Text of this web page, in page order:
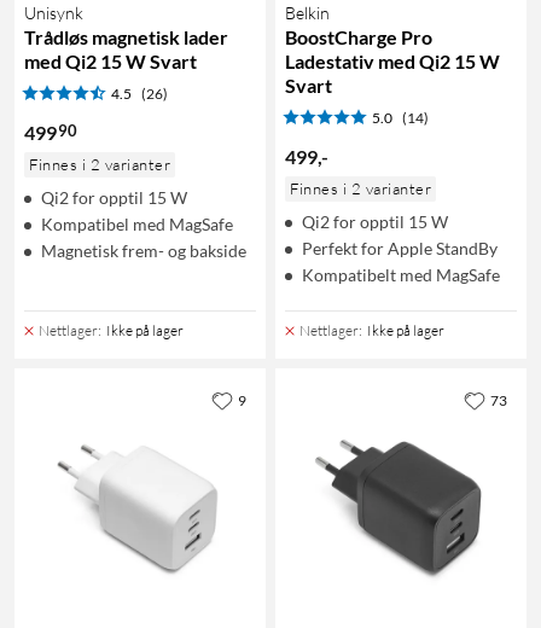
Unisynk
Trådløs magnetisk lader
med Qi2 15 W Svart
4.5 (26)
49990
Finnes i 2 varianter
Qi2 for opptil 15 W
Kompatibel med MagSafe
Magnetisk frem- og bakside
Nettlager: Ikke på lager
Belkin
BoostCharge Pro
Ladestativ med Qi2 15 W
Svart
5.0 (14)
499,-
Finnes i 2 varianter
Qi2 for opptil 15 W
Perfekt for Apple StandBy
Kompatibelt med MagSafe
Nettlager: Ikke på lager
9 73